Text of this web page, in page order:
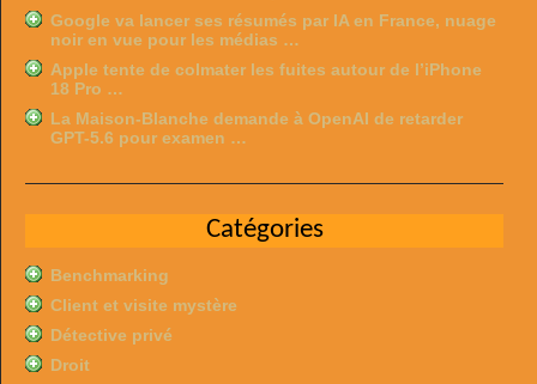
Google va lancer ses résumés par IA en France, nuage
noir en vue pour les médias …
Apple tente de colmater les fuites autour de l’iPhone
18 Pro …
La Maison-Blanche demande à OpenAI de retarder
GPT-5.6 pour examen …
Catégories
Benchmarking
Client et visite mystère
Détective privé
Droit